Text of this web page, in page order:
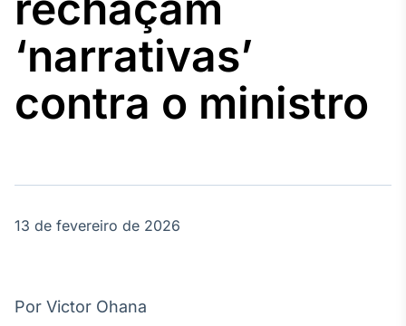
Tudo sobre o
agronegócio
‘narrativas’
contra o ministro
13 de fevereiro de 2026
Por Victor Ohana